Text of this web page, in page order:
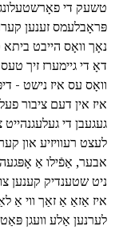
טשעק די
פּראָבלעמס זענען
נאָך וואָס הייבט
דאָ די גיימערז זיך
וואָס עס איז נישט -
איז אין דעם ציבור
געגעבן די
לעצט רעוויזיע און
אבער, אַפֿילו אַ
ניט שטענדיק קענען
איז אַזאַ אַ זאַך ווי אַ
לערנען אַלע וועגן